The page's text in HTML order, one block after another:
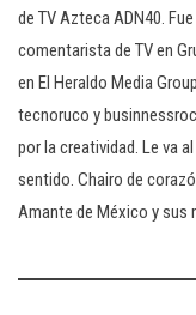
de TV Azteca ADN40.
comentarista de TV en
en El Heraldo Media
tecnoruco y
por la creatividad. Le va
sentido. Chairo de
Amante de México y sus